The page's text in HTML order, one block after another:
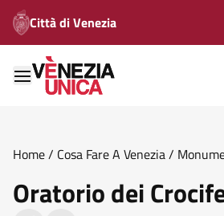
Città di Venezia
Home/ Cosa Fare A Venezia/
Oratorio dei